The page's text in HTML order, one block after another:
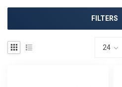
FILTERS